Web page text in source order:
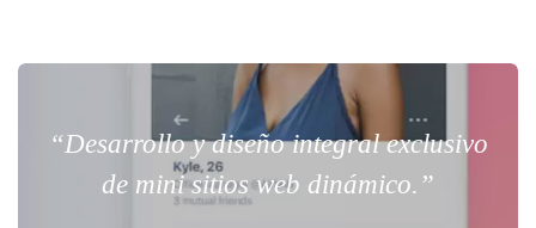
“Desarrollo y diseño integral exclusivo
de mini sitios web dinámico.”